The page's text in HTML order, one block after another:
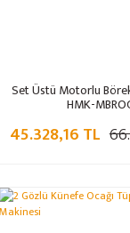
Set Üstü Motorlu
HMK-
45.328,16 TL